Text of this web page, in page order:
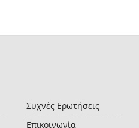
Συχνές Ερωτήσεις
Επικοινωνία